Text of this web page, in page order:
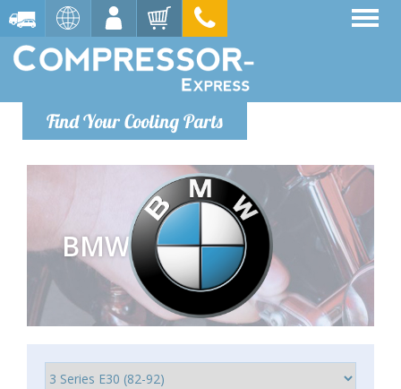
Find Your Cooling Parts
BMW